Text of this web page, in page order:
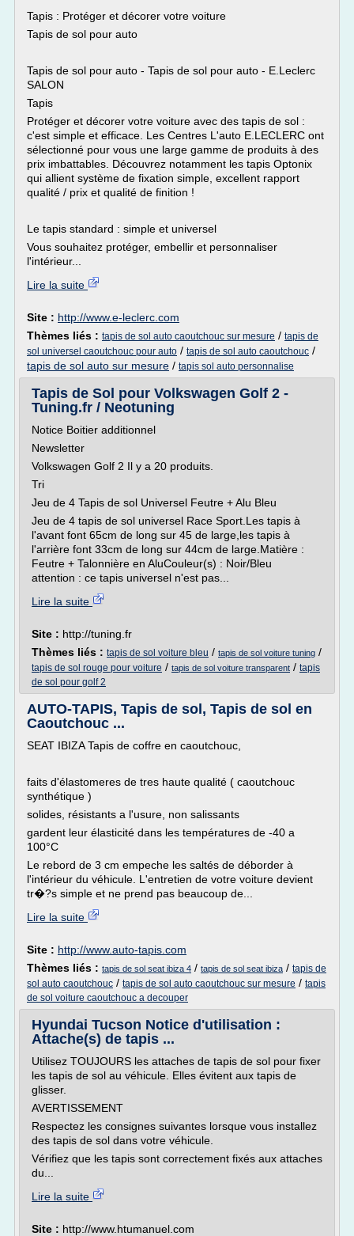
Tapis : Protéger et décorer votre voiture
Tapis de sol pour auto
Tapis de sol pour auto - Tapis de sol pour auto - E.Leclerc
SALON
Tapis
Protéger et décorer votre voiture avec des tapis de sol :
c'est simple et efficace. Les Centres L'auto E.LECLERC ont
sélectionné pour vous une large gamme de produits à des
prix imbattables. Découvrez notamment les tapis Optonix
qui allient système de fixation simple, excellent rapport
qualité / prix et qualité de finition !
Le tapis standard : simple et universel
Vous souhaitez protéger, embellir et personnaliser
l'intérieur...
Lire la suite
Site : http://www.e-leclerc.com
Thèmes liés : tapis de sol auto caoutchouc sur mesure / tapis de
sol universel caoutchouc pour auto / tapis de sol auto caoutchouc /
tapis de sol auto sur mesure / tapis sol auto personnalise
Tapis de Sol pour Volkswagen Golf 2 -
Tuning.fr / Neotuning
Notice Boitier additionnel
Newsletter
Volkswagen Golf 2 Il y a 20 produits.
Tri
Jeu de 4 Tapis de sol Universel Feutre + Alu Bleu
Jeu de 4 tapis de sol universel Race Sport.Les tapis à
l'avant font 65cm de long sur 45 de large,les tapis à
l'arrière font 33cm de long sur 44cm de large.Matière :
Feutre + Talonnière en AluCouleur(s) : Noir/Bleu
attention : ce tapis universel n'est pas...
Lire la suite
Site : http://tuning.fr
Thèmes liés : tapis de sol voiture bleu / tapis de sol voiture tuning /
tapis de sol rouge pour voiture / tapis de sol voiture transparent / tapis
de sol pour golf 2
AUTO-TAPIS, Tapis de sol, Tapis de sol en
Caoutchouc ...
SEAT IBIZA Tapis de coffre en caoutchouc,
faits d'élastomeres de tres haute qualité ( caoutchouc
synthétique )
solides, résistants a l'usure, non salissants
gardent leur élasticité dans les températures de -40 a
100°C
Le rebord de 3 cm empeche les saltés de déborder à
l'intérieur du véhicule. L'entretien de votre voiture devient
tr�?s simple et ne prend pas beaucoup de...
Lire la suite
Site : http://www.auto-tapis.com
Thèmes liés : tapis de sol seat ibiza 4 / tapis de sol seat ibiza / tapis de
sol auto caoutchouc / tapis de sol auto caoutchouc sur mesure / tapis
de sol voiture caoutchouc a decouper
Hyundai Tucson Notice d'utilisation :
Attache(s) de tapis ...
Utilisez TOUJOURS les attaches de tapis de sol pour fixer
les tapis de sol au véhicule. Elles évitent aux tapis de
glisser.
AVERTISSEMENT
Respectez les consignes suivantes lorsque vous installez
des tapis de sol dans votre véhicule.
Vérifiez que les tapis sont correctement fixés aux attaches
du...
Lire la suite
Site : http://www.htumanuel.com